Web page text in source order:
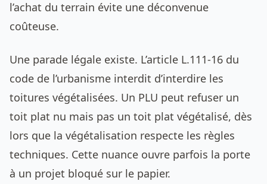
l’achat du terrain évite une déconvenue
coûteuse.
Une parade légale existe. L’article L.111-16 du
code de l’urbanisme interdit d’interdire les
toitures végétalisées. Un PLU peut refuser un
toit plat nu mais pas un toit plat végétalisé, dès
lors que la végétalisation respecte les règles
techniques. Cette nuance ouvre parfois la porte
à un projet bloqué sur le papier.